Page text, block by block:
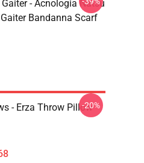
- Acnologia Natsu
Bandanna Scarf
- Erza Throw Pillow
-20%